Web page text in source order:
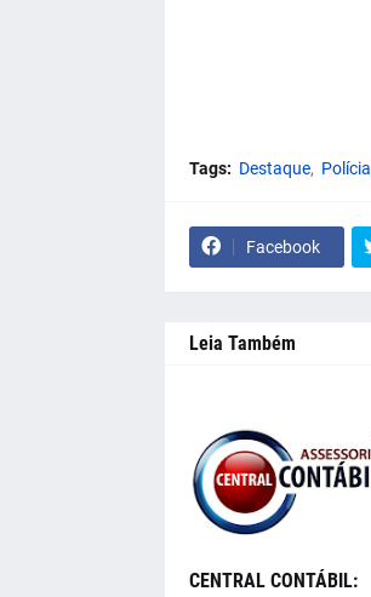
Tags: Destaque Polícia
Facebook
Leia Também
CENTRAL CONTÁBIL: